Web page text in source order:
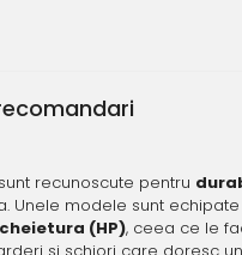
sunt recunoscute pentru
Unele modele sunt
(HP), ceea ce le